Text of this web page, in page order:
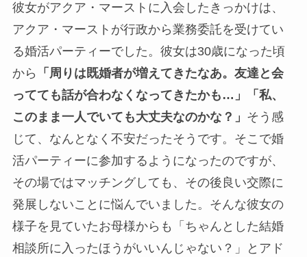
彼女がアクア・マーストに入会したきっかけは、
アクア・マーストが行政から業務委託を受けてい
る婚活パーティーでした。彼女は30歳になった頃
から
「周りは既婚者が増えてきたなあ。友達と会
ってても話が合わなくなってきたかも…」「私、
このまま一人でいても大丈夫なのかな？」 そう感
じて、なんとなく不安だったそうです。そこで婚
活パーティーに参加するようになったのですが、
その場ではマッチングしても、その後良い交際に
発展しないことに悩んでいました。そんな彼女の
様子を見ていたお母様からも「ちゃんとした結婚
相談所に入ったほうがいいんじゃない？」とアド